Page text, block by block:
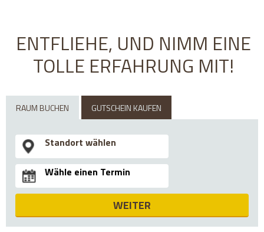
ENTFLIEHE, UND NIMM EINE
TOLLE ERFAHRUNG MIT!
RAUM BUCHEN GUTSCHEIN KAUFEN
WEITER